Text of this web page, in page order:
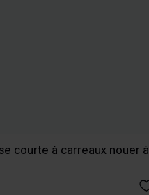
courte à carreaux nouer à